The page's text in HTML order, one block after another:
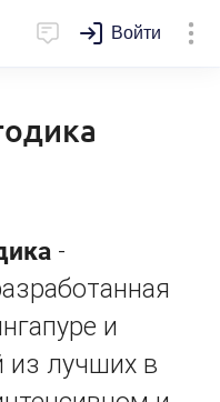
Войти
-
и
из лучших в